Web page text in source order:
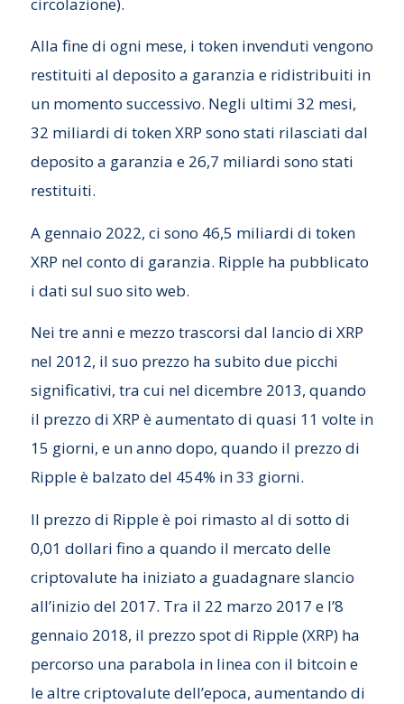
Alla fine di ogni mese, i token invenduti vengono
restituiti al deposito a garanzia e ridistribuiti in
un momento successivo. Negli ultimi 32 mesi,
32 miliardi di token XRP sono stati rilasciati dal
deposito a garanzia e 26,7 miliardi sono stati
restituiti.
A gennaio 2022, ci sono 46,5 miliardi di token
XRP nel conto di garanzia. Ripple ha pubblicato
i dati sul suo sito web.
Nei tre anni e mezzo trascorsi dal lancio di XRP
nel 2012, il suo prezzo ha subito due picchi
significativi, tra cui nel dicembre 2013, quando
il prezzo di XRP è aumentato di quasi 11 volte in
15 giorni, e un anno dopo, quando il prezzo di
Ripple è balzato del 454% in 33 giorni.
Il prezzo di Ripple è poi rimasto al di sotto di
0,01 dollari fino a quando il mercato delle
criptovalute ha iniziato a guadagnare slancio
all’inizio del 2017. Tra il 22 marzo 2017 e l’8
gennaio 2018, il prezzo spot di Ripple (XRP) ha
percorso una parabola in linea con il bitcoin e
le altre criptovalute dell’epoca, aumentando di